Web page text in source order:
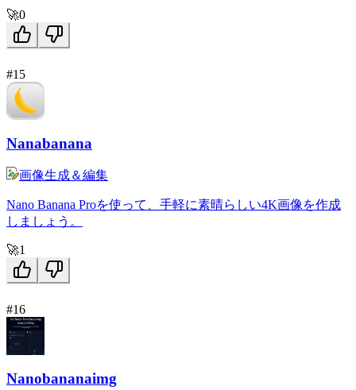
🚀0
#15
Nanabanana
画像生成＆編集
Nano Banana Proを使って、手軽に素晴らしい4K画像を作成
しましょう。
🚀1
#16
Nanobananaimg